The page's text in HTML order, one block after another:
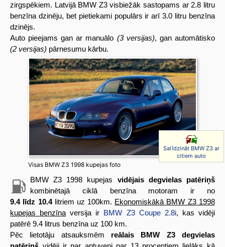
zirgspēkiem. Latvijā BMW Z3 visbiežāk sastopams ar 2.8 litru
benzīna dzinēju, bet pietiekami populārs ir arī 3.0 litru benzīna
dzinējs.
Auto pieejams gan ar manuālo (3 versijas), gan automātisko
(2 versijas) pārnesumu kārbu.
Visas BMW Z3 1998 kupejas foto
Salīdzināt BMW Z3 ar
citiem auto
BMW Z3 1998 kupejas vidējais degvielas patēriņš
kombinētajā ciklā benzīna motoram ir no
9.4 līdz 10.4litriem uz 100km. Ekonomiskākā BMW Z3 1998
kupejas benzīna versija ir BMW Z3 Coupe 2.8i, kas vidēji
patērē 9.4 litrus benzīna uz 100 km.
Pēc lietotāju atsauksmēm reālais BMW Z3 degvielas